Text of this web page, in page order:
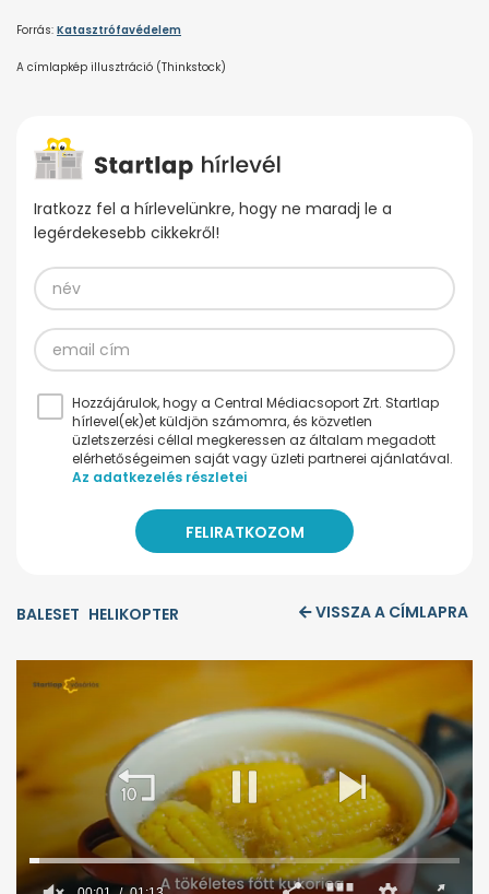
Forrás: Katasztrófavédelem
A címlapkép illusztráció (Thinkstock)
Iratkozz fel a hírlevelünkre, hogy ne maradj le a
legérdekesebb cikkekről!
Hozzájárulok, hogy a Central Médiacsoport Zrt. Startlap
hírlevel(ek)et küldjön számomra, és közvetlen
üzletszerzési céllal megkeressen az általam megadott
elérhetőségeimen saját vagy üzleti partnerei ajánlatával.
Az adatkezelés részletei
BALESET HELIKOPTER VISSZA A CÍMLAPRA